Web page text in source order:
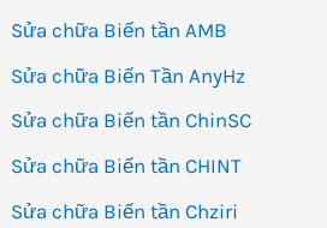
Sửa chữa Biến tần AMB
Sửa chữa Biến Tần AnyHz
Sửa chữa Biến tần ChinSC
Sửa chữa Biến tần CHINT
Sửa chữa Biến tần Chziri